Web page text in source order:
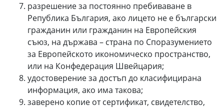
разрешение за постоянно пребиваване в
Република България, ако лицето не е български
гражданин или гражданин на Европейския
съюз, на държава – страна по Споразумението
за Европейското икономическо пространство,
или на Конфедерация Швейцария;
удостоверение за достъп до класифицирана
информация, ако има такова;
заверено копие от сертификат, свидетелство,